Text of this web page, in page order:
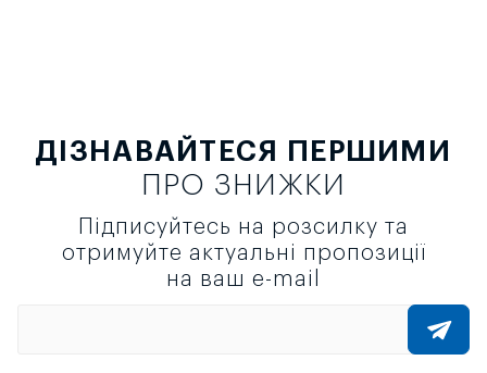
ДІЗНАВАЙТЕСЯ ПЕРШИМИ
ПРО ЗНИЖКИ
Підписуйтесь на розсилку та
отримуйте актуальні пропозиції
на ваш e-mail